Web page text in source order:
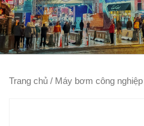
Trang chủ / Máy bơm công nghiệp